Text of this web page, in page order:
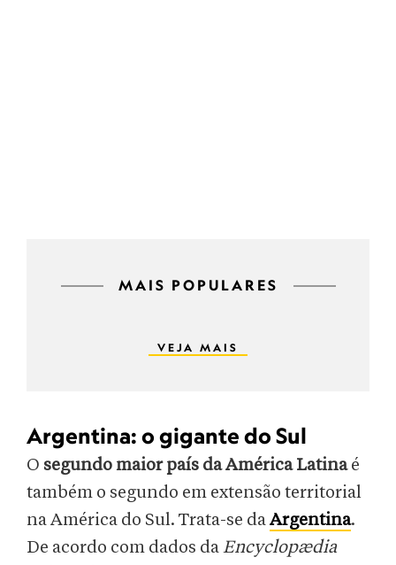
MAIS POPULARES
VEJA MAIS
Argentina: o gigante do Sul
O segundo maior país da América Latinaé
também o segundo em extensão territorial
na América do Sul. Trata-se daArgentina.
De acordo com dados daEncyclopædia